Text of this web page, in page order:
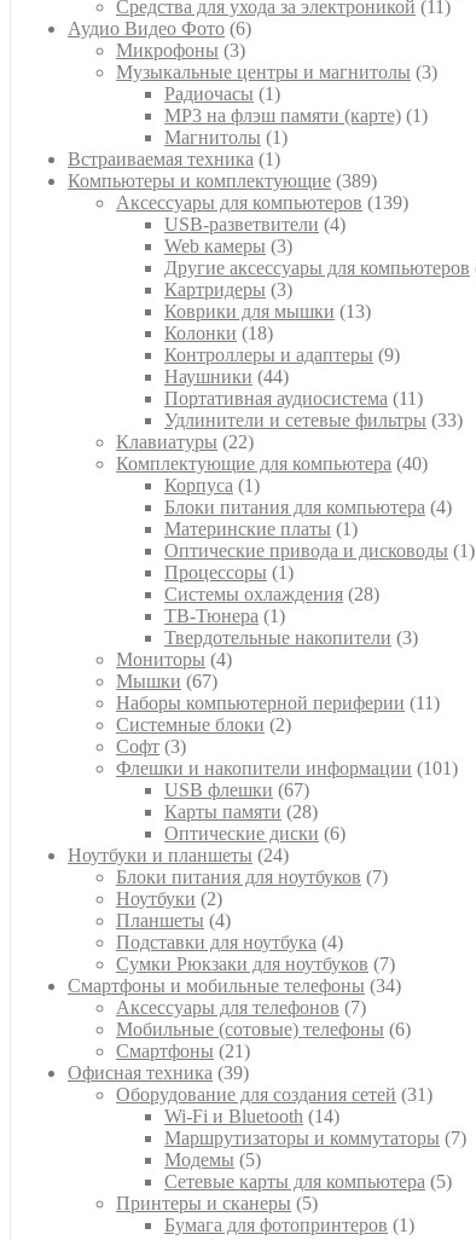
Средства для ухода за электроникой 1111
Аудио Видео Фото 66
товаров
Микрофоны 33
товара
Музыкальные центры и магнитолы 33
Радиочасы 11
товар
MP3 на флэш памяти (карте) 11
Магнитолы 11
Встраиваемая техника 11
товар
Компьютеры и комплектующие 389389
товаров
Аксессуары для компьютеров 139139
USB-разветвители 44
Web камеры 33
товара
Другие аксессуары для компьютеров
Картридеры 33
товара
Коврики для мышки 1313
Колонки 1818
товаров
Контроллеры и адаптеры 99
Наушники 4444
товара
Портативная аудиосистема 1111
товаров
Удлинители и сетевые фильтры 3333
Клавиатуры 2222
товара
Комплектующие для компьютера 4040
Корпуса 11
товар
Блоки питания для компьютера 44
Материнские платы 11
товар
Оптические привода и дисководы 11
Процессоры 11
товар
Системы охлаждения 2828
ТВ-Тюнера 11
товар
Твердотельные накопители 33
Мониторы 44
Мышки 6767
товаров
Наборы компьютерной периферии 1111
Системные блоки 22
Софт 33
товара
Флешки и накопители информации 101101
USB флешки 6767
товаров
Карты памяти 2828
товаров
Оптические диски 66
Ноутбуки и планшеты 2424
товара
Блоки питания для ноутбуков 77
Ноутбуки 22
товара
Планшеты 44
товара
Подставки для ноутбука 44
товара
Сумки Рюкзаки для ноутбуков 77
товаров
Смартфоны и мобильные телефоны 3434
Аксессуары для телефонов 77
товаров
Мобильные (сотовые) телефоны 66
Смартфоны 2121
товар
Офисная техника 3939
товаров
Оборудование для создания сетей 3131
Wi-Fi и Bluetooth 1414
товаров
Маршрутизаторы и коммутаторы 77
Модемы 55
товаров
Сетевые карты для компьютера 55
Принтеры и сканеры 55
товаров
Бумага для фотопринтеров 11